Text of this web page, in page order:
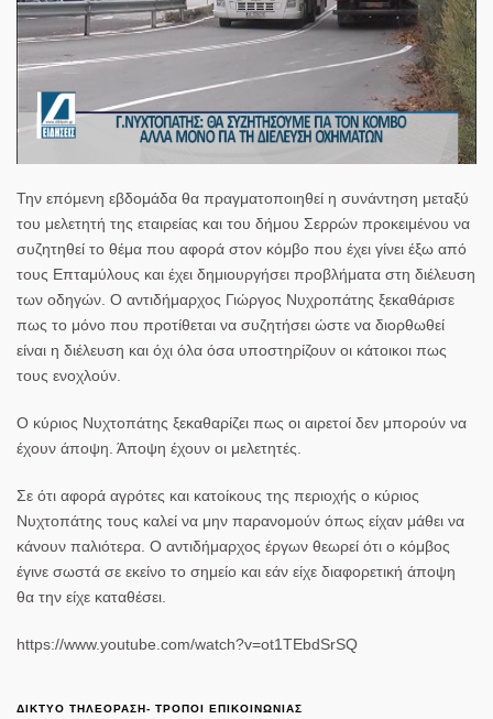
Την επόμενη εβδομάδα θα πραγματοποιηθεί η συνάντηση μεταξύ
του μελετητή της εταιρείας και του δήμου Σερρών προκειμένου να
συζητηθεί το θέμα που αφορά στον κόμβο που έχει γίνει έξω από
τους Επταμύλους και έχει δημιουργήσει προβλήματα στη διέλευση
των οδηγών. Ο αντιδήμαρχος Γιώργος Νυχροπάτης ξεκαθάρισε
πως το μόνο που προτίθεται να συζητήσει ώστε να διορθωθεί
είναι η διέλευση και όχι όλα όσα υποστηρίζουν οι κάτοικοι πως
τους ενοχλούν.
Ο κύριος Νυχτοπάτης ξεκαθαρίζει πως οι αιρετοί δεν μπορούν να
έχουν άποψη. Άποψη έχουν οι μελετητές.
Σε ότι αφορά αγρότες και κατοίκους της περιοχής ο κύριος
Νυχτοπάτης τους καλεί να μην παρανομούν όπως είχαν μάθει να
κάνουν παλιότερα. Ο αντιδήμαρχος έργων θεωρεί ότι ο κόμβος
έγινε σωστά σε εκείνο το σημείο και εάν είχε διαφορετική άποψη
θα την είχε καταθέσει.
https://www.youtube.com/watch?v=ot1TEbdSrSQ
ΔΙΚΤΥΟ ΤΗΛΕΟΡΑΣΗ- ΤΡΟΠΟΙ ΕΠΙΚΟΙΝΩΝΙΑΣ